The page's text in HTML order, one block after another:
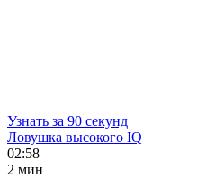
Узнать за 90 секунд
Ловушка высокого IQ
02:58
2 мин